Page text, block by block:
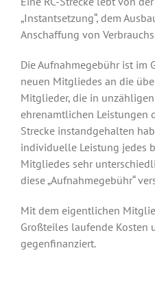
„Instantsetzung“, dem
Anschaffung von
Die Aufnahmegebühr ist im
neuen Mitgliedes an die
Mitglieder, die in
ehrenamtlichen Leistungen
Strecke instandgehalten
individuelle Leistung jedes
Mitgliedes sehr
diese „Aufnahmegebühr“
Mit dem eigentlichen
Großteiles laufende Kosten
gegenfinanziert.